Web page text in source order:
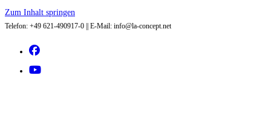
Zum Inhalt springen
Telefon: +49 621-490917-0 || E-Mail: info@la-concept.net